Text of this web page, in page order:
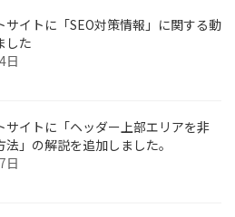
サイトに「SEO対策情報」に関する動
した
日
サイトに「ヘッダー上部エリアを非
」の解説を追加しました。
日